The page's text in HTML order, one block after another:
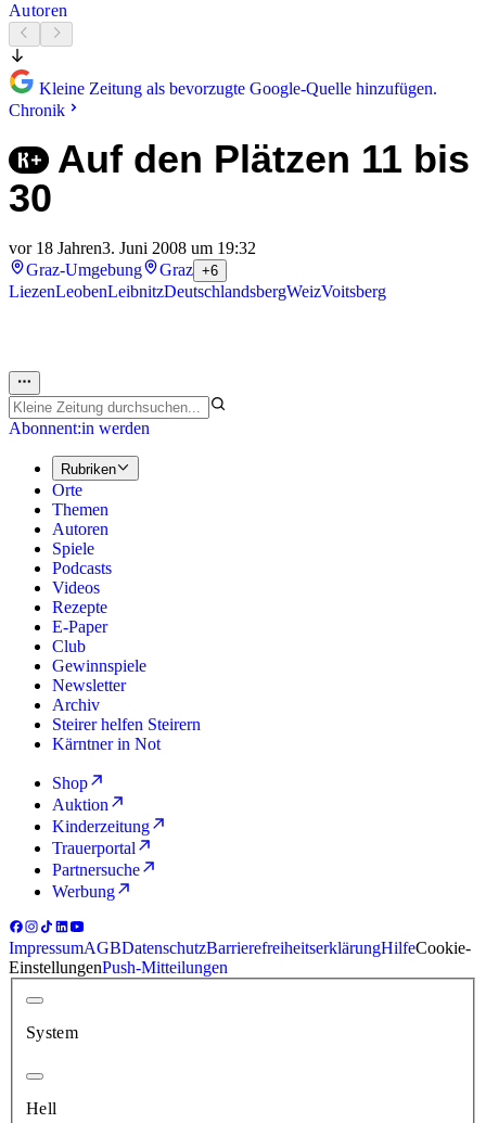
Autoren
Kleine Zeitung als bevorzugte Google-Quelle hinzufügen.
Chronik
Auf den Plätzen 11 bis
30
vor 18 Jahren3. Juni 2008 um 19:32
Graz-Umgebung
Graz +6
LiezenLeobenLeibnitzDeutschlandsbergWeizVoitsberg
Abonnent:in werden
Rubriken
Orte
Themen
Autoren
Spiele
Podcasts
Videos
Rezepte
E-Paper
Club
Gewinnspiele
Newsletter
Archiv
Steirer helfen Steirern
Kärntner in Not
Shop
Auktion
Kinderzeitung
Trauerportal
Partnersuche
Werbung
ImpressumAGBDatenschutzBarrierefreiheitserklärungHilfeCookie-
EinstellungenPush-Mitteilungen
System
Hell